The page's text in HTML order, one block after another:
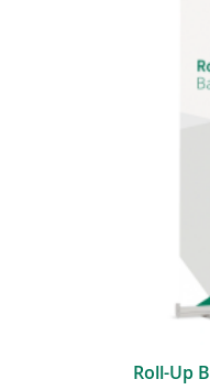
Roll-Up